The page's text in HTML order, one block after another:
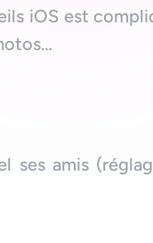
iOS est
ses amis